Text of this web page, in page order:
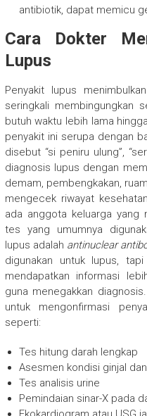
antibiotik, dapat memicu
Cara Dokter
Lupus
Penyakit lupus
seringkali membingungkan
butuh waktu lebih lama
penyakit ini serupa dengan
disebut “si peniru ulung”,
diagnosis lupus dengan
demam, pembengkakan,
mengecek riwayat
ada anggota keluarga yang
tes yang umumnya
lupus adalah antinuclear
digunakan untuk lupus,
mendapatkan informasi
guna menegakkan
untuk mengonfirmasi
seperti:
Tes hitung darah lengkap
Asesmen kondisi ginjal
Tes analisis urine
Pemindaian sinar-X pada